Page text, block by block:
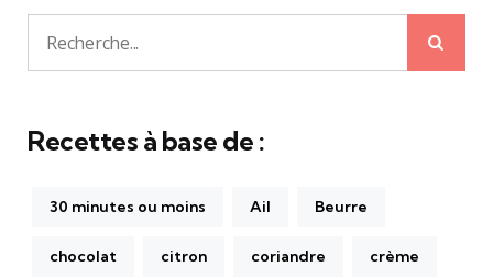
Recherche
pour:
Recettes à base de :
30 minutes ou moins Ail Beurre
chocolat citron coriandre crème